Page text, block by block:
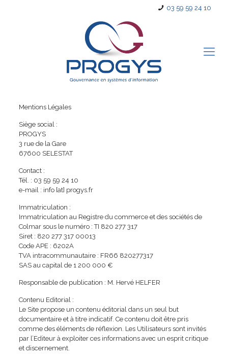
03 59 59 24 10
Mentions Légales
Siège social :
PROGYS
3 rue de la Gare
67600 SELESTAT
Contact :
Tél. : 03 59 59 24 10
e-mail : info [at] progys.fr
Immatriculation :
Immatriculation au Registre du commerce et des sociétés de
Colmar sous le numéro : TI 820 277 317
Siret : 820 277 317 00013
Code APE : 6202A
TVA intracommunautaire : FR66 820277317
SAS au capital de 1 200 000 €
Responsable de publication : M. Hervé HELFER
Contenu Editorial :
Le Site propose un contenu éditorial dans un seul but
documentaire et à titre indicatif. Ce contenu doit être pris
comme des éléments de réflexion. Les Utilisateurs sont invités
par l’Editeur à exploiter ces informations avec un esprit critique
et discernement.